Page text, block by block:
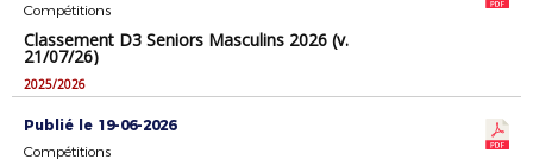
Compétitions
Classement D3 Seniors Masculins 2026 (v.
21/07/26)
2025/2026
Publié le 19-06-2026
Compétitions